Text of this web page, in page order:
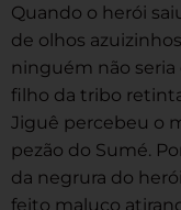
Quando o herói
de olhos
ninguém não
filho da tribo
Jiguê percebeu o
pezão do Sumé.
da negrura do
feito maluco